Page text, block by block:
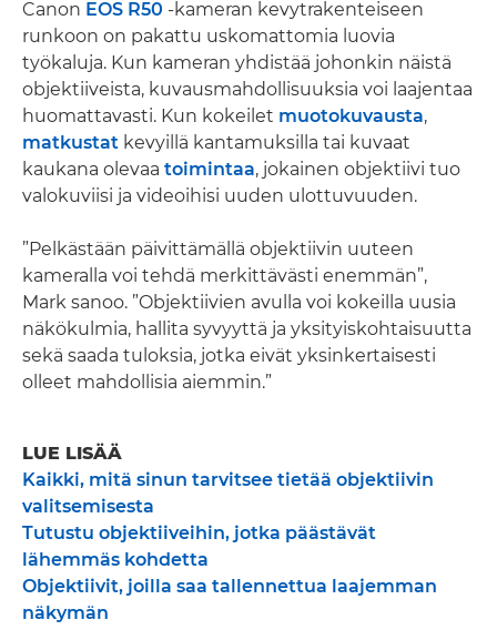
Canon EOS R50 -kameran kevytrakenteiseen
runkoon on pakattu uskomattomia luovia
työkaluja. Kun kameran yhdistää johonkin näistä
objektiiveista, kuvausmahdollisuuksia voi laajentaa
huomattavasti. Kun kokeilet muotokuvausta,
matkustat kevyillä kantamuksilla tai kuvaat
kaukana olevaa toimintaa, jokainen objektiivi tuo
valokuviisi ja videoihisi uuden ulottuvuuden.
”Pelkästään päivittämällä objektiivin uuteen
kameralla voi tehdä merkittävästi enemmän”,
Mark sanoo. ”Objektiivien avulla voi kokeilla uusia
näkökulmia, hallita syvyyttä ja yksityiskohtaisuutta
sekä saada tuloksia, jotka eivät yksinkertaisesti
olleet mahdollisia aiemmin.”
LUE LISÄÄ
Kaikki, mitä sinun tarvitsee tietää objektiivin
valitsemisesta
Tutustu objektiiveihin, jotka päästävät
lähemmäs kohdetta
Objektiivit, joilla saa tallennettua laajemman
näkymän